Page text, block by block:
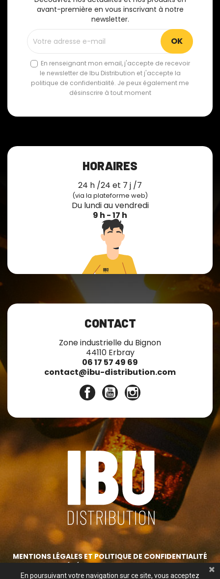
avant-première en vous inscrivant à notre
newsletter.
En renseignant mon email, j'accepte de recevoir
le newsletter de Ibu Distribution et j'accepte la
politique de confidentialité. Je peux également me
désinscrire à tout moment
HORAIRES
24 h /24 et 7 j /7
(via la plateforme web)
Du lundi au vendredi
9 h - 17 h
CONTACT
Zone industrielle du Bignon
44110 Erbray
06 17 57 49 69
contact@ibu-distribution.com
FacebookYouTube
MENTIONS LÉGALES ET POLITIQUE DE CONFIDENTIALITÉ
En poursuivant votre navigation sur ce site, vous acceptez